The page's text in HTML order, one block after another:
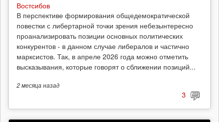
Востсибов
В перспективе формирования общедемократической
повестки с либертарной точки зрения небезынтересно
проанализировать позиции основных политических
конкурентов - в данном случае либералов и частично
марксистов. Так, в апреле 2026 года можно отметить
высказывания, которые говорят о сближении позиций...
2 месяцаназад
3